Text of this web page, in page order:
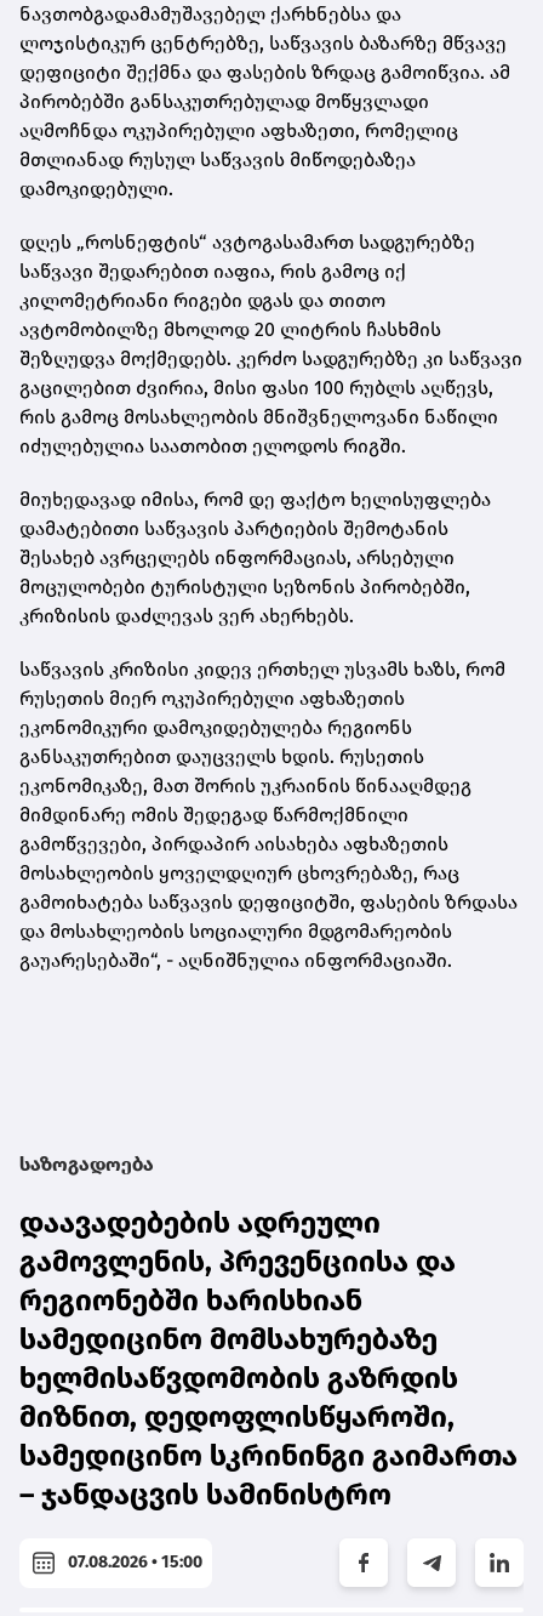
ნავთობგადამამუშავებელ ქარხნებსა და
ლოჯისტიკურ ცენტრებზე, საწვავის ბაზარზე მწვავე
დეფიციტი შექმნა და ფასების ზრდაც გამოიწვია. ამ
პირობებში განსაკუთრებულად მოწყვლადი
აღმოჩნდა ოკუპირებული აფხაზეთი, რომელიც
მთლიანად რუსულ საწვავის მიწოდებაზეა
დამოკიდებული.
დღეს „როსნეფტის“ ავტოგასამართ სადგურებზე
საწვავი შედარებით იაფია, რის გამოც იქ
კილომეტრიანი რიგები დგას და თითო
ავტომობილზე მხოლოდ 20 ლიტრის ჩასხმის
შეზღუდვა მოქმედებს. კერძო სადგურებზე კი საწვავი
გაცილებით ძვირია, მისი ფასი 100 რუბლს აღწევს,
რის გამოც მოსახლეობის მნიშვნელოვანი ნაწილი
იძულებულია საათობით ელოდოს რიგში.
მიუხედავად იმისა, რომ დე ფაქტო ხელისუფლება
დამატებითი საწვავის პარტიების შემოტანის
შესახებ ავრცელებს ინფორმაციას, არსებული
მოცულობები ტურისტული სეზონის პირობებში,
კრიზისის დაძლევას ვერ ახერხებს.
საწვავის კრიზისი კიდევ ერთხელ უსვამს ხაზს, რომ
რუსეთის მიერ ოკუპირებული აფხაზეთის
ეკონომიკური დამოკიდებულება რეგიონს
განსაკუთრებით დაუცველს ხდის. რუსეთის
ეკონომიკაზე, მათ შორის უკრაინის წინააღმდეგ
მიმდინარე ომის შედეგად წარმოქმნილი
გამოწვევები, პირდაპირ აისახება აფხაზეთის
მოსახლეობის ყოველდღიურ ცხოვრებაზე, რაც
გამოიხატება საწვავის დეფიციტში, ფასების ზრდასა
და მოსახლეობის სოციალური მდგომარეობის
გაუარესებაში“, - აღნიშნულია ინფორმაციაში.
საზოგადოება
დაავადებების ადრეული
გამოვლენის, პრევენციისა და
რეგიონებში ხარისხიან
სამედიცინო მომსახურებაზე
ხელმისაწვდომობის გაზრდის
მიზნით, დედოფლისწყაროში,
სამედიცინო სკრინინგი გაიმართა
– ჯანდაცვის სამინისტრო
07.08.2026 • 15:00